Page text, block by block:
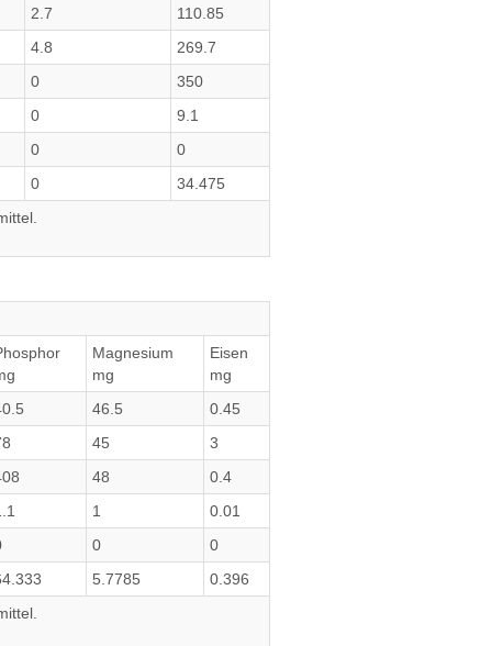
2.7
110.85
4.8
269.7
0
350
0
9.1
0
0
0
34.475
Magnesium
mg
Eisen
mg
46.5
0.45
45
3
48
0.4
1
0.01
0
0
5.7785
0.396